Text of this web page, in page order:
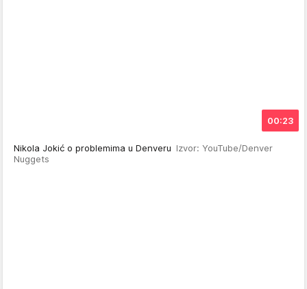
00:23
Nikola Jokić o problemima u Denveru Izvor: YouTube/Denver
Nuggets